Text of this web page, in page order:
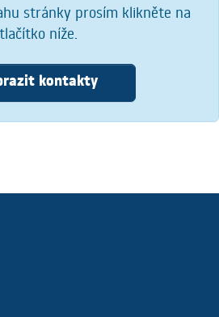
stránky prosím klikněte na
tlačítko níže.
kontakty